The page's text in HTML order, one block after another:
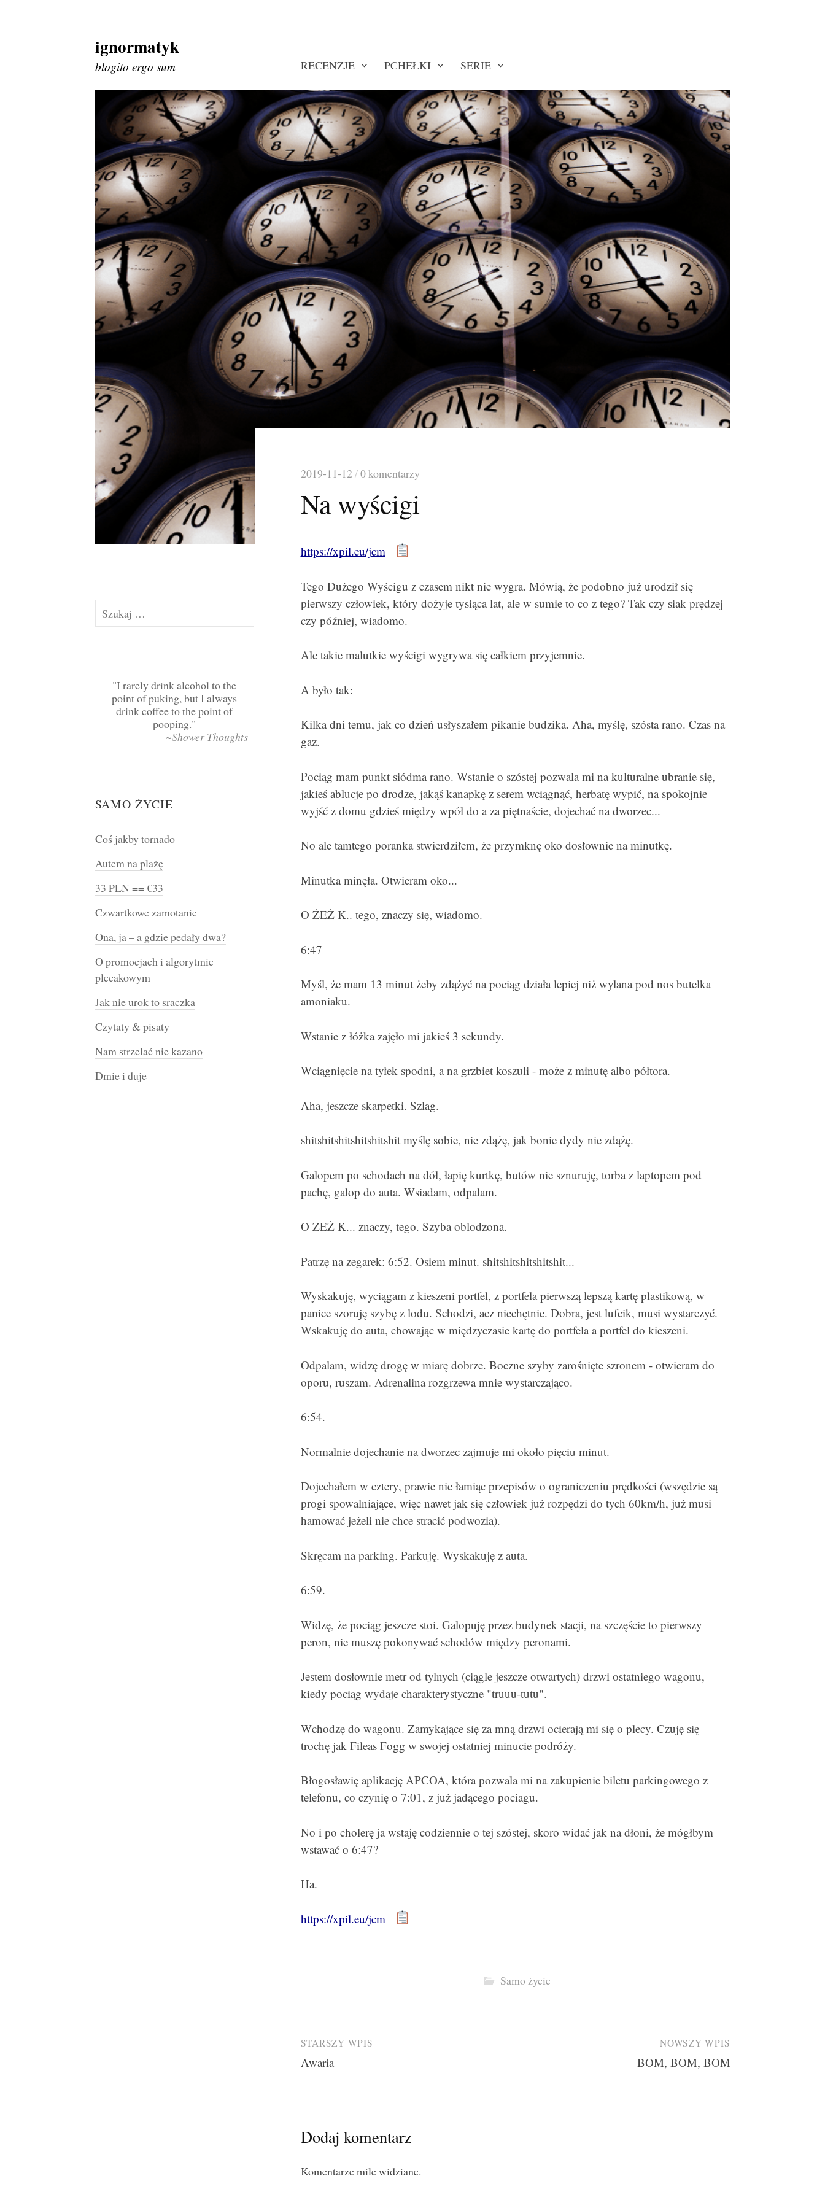
Skip
to
content
ignormatyk
blogito ergo sum RECENZJE PCHEŁKI SERIE
2019-11-12 /0 komentarzy
Na wyścigi
https://xpil.eu/jcm
Tego Dużego Wyścigu z czasem nikt nie wygra. Mówią, że podobno już urodził się
pierwszy człowiek, który dożyje tysiąca lat, ale w sumie to co z tego? Tak czy siak prędzej
czy później, wiadomo.
Ale takie malutkie wyścigi wygrywa się całkiem przyjemnie.
A było tak:
Kilka dni temu, jak co dzień usłyszałem pikanie budzika. Aha, myślę, szósta rano. Czas na
gaz.
Pociąg mam punkt siódma rano. Wstanie o szóstej pozwala mi na kulturalne ubranie się,
jakieś ablucje po drodze, jakąś kanapkę z serem wciągnąć, herbatę wypić, na spokojnie
wyjść z domu gdzieś między wpół do a za piętnaście, dojechać na dworzec...
No ale tamtego poranka stwierdziłem, że przymknę oko dosłownie na minutkę.
Minutka minęła. Otwieram oko...
O ŻEŻ K.. tego, znaczy się, wiadomo.
6:47
Myśl, że mam 13 minut żeby zdążyć na pociąg działa lepiej niż wylana pod nos butelka
amoniaku.
Wstanie z łóżka zajęło mi jakieś 3 sekundy.
Wciągnięcie na tyłek spodni, a na grzbiet koszuli - może z minutę albo półtora.
Aha, jeszcze skarpetki. Szlag.
shitshitshitshitshitshit myślę sobie, nie zdążę, jak bonie dydy nie zdążę.
Galopem po schodach na dół, łapię kurtkę, butów nie sznuruję, torba z laptopem pod
pachę, galop do auta. Wsiadam, odpalam.
O ZEŻ K... znaczy, tego. Szyba oblodzona.
Patrzę na zegarek: 6:52. Osiem minut. shitshitshitshitshit...
Wyskakuję, wyciągam z kieszeni portfel, z portfela pierwszą lepszą kartę plastikową, w
panice szoruję szybę z lodu. Schodzi, acz niechętnie. Dobra, jest lufcik, musi wystarczyć.
Wskakuję do auta, chowając w międzyczasie kartę do portfela a portfel do kieszeni.
Odpalam, widzę drogę w miarę dobrze. Boczne szyby zarośnięte szronem - otwieram do
oporu, ruszam. Adrenalina rozgrzewa mnie wystarczająco.
6:54.
Normalnie dojechanie na dworzec zajmuje mi około pięciu minut.
Dojechałem w cztery, prawie nie łamiąc przepisów o ograniczeniu prędkości (wszędzie są
progi spowalniające, więc nawet jak się człowiek już rozpędzi do tych 60km/h, już musi
hamować jeżeli nie chce stracić podwozia).
Skręcam na parking. Parkuję. Wyskakuję z auta.
6:59.
Widzę, że pociąg jeszcze stoi. Galopuję przez budynek stacji, na szczęście to pierwszy
peron, nie muszę pokonywać schodów między peronami.
Jestem dosłownie metr od tylnych (ciągle jeszcze otwartych) drzwi ostatniego wagonu,
kiedy pociąg wydaje charakterystyczne "truuu-tutu".
Wchodzę do wagonu. Zamykające się za mną drzwi ocierają mi się o plecy. Czuję się
trochę jak Fileas Fogg w swojej ostatniej minucie podróży.
Błogosławię aplikację APCOA, która pozwala mi na zakupienie biletu parkingowego z
telefonu, co czynię o 7:01, z już jadącego pociagu.
No i po cholerę ja wstaję codziennie o tej szóstej, skoro widać jak na dłoni, że mógłbym
wstawać o 6:47?
Ha.
https://xpil.eu/jcm
Samo życie
Post
STARSZY WPIS
Awaria
NOWSZY WPIS
BOM, BOM, BOM
Dodaj komentarz
Komentarze mile widziane.
Szukaj:
I rarely drink alcohol to the
point of puking, but I always
drink coffee to the point of
pooping.
~Shower Thoughts
SAMO ŻYCIE
Coś jakby tornado
Autem na plażę
33 PLN == €33
Czwartkowe zamotanie
Ona, ja – a gdzie pedały dwa?
O promocjach i algorytmie
plecakowym
Jak nie urok to sraczka
Czytaty & pisaty
Nam strzelać nie kazano
Dmie i duje